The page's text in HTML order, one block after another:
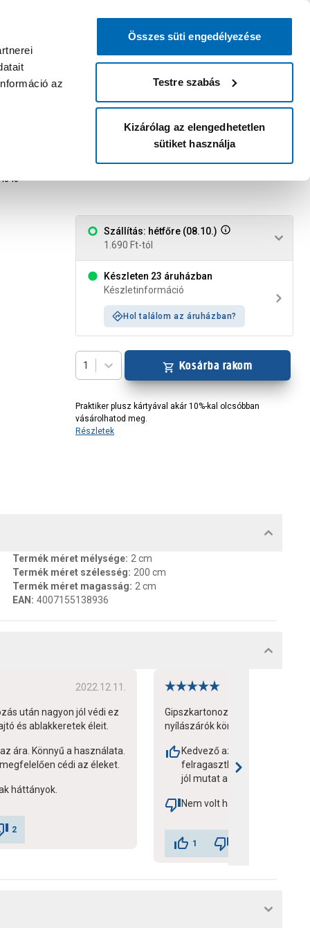
az
Összes süti engedélyezése
Testre szabás
Kizárólag az elengedhetetlen
sütiket használja
bejelentkezni?
Belépés Listáim
Áruházak és szolgáltatások
Szállítás: hétfőre (08.10.)
1.690 Ft-tól
Készleten 23 áruházban
Készletinformáció
Hol találom az áruházban?
1 Kosárba rakom
Praktiker plusz kártyával akár 10%-kal olcsóbban
vásárolhatod meg.
Részletek
Termék méret mélysége: 2 cm
Termék méret szélesség: 200 cm
Termék méret magasság: 2 cm
EAN : 4007155138936
2022.12.11.
után nagyon jól védi ez
és ablakkeretek éleit.
ára. Könnyű a használata.
cédi az éleket.
háttányok.
2
Gipszkartonozás után ezzel
nyílászárók körüli éleket a falon.
Kedvező az ára. Könnyen
felragasztható. Strapabíró.
jól mutat a falon.
Nem volt hátránya.
1